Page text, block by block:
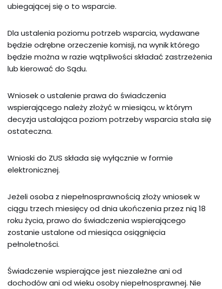
ubiegającej się o to wsparcie.
Dla ustalenia poziomu potrzeb wsparcia, wydawane
będzie odrębne orzeczenie komisji, na wynik którego
będzie można w razie wątpliwościskładać zastrzeżenia
lub kierować do Sądu.
Wniosek o ustalenie prawa do świadczenia
wspierającego należy złożyć w miesiącu, w którym
decyzja ustalająca poziom potrzeby wsparcia stała się
ostateczna.
Wnioski do ZUS składa się wyłącznie w formie
elektronicznej.
Jeżeli osoba z niepełnosprawnością złoży wniosek w
ciągu trzech miesięcy od dnia ukończenia przez nią 18
roku życia, prawo do świadczenia wspierającego
zostanie ustalone od miesiąca osiągnięcia
pełnoletności.
Świadczenie wspierające jest niezależne ani od
dochodów ani od wieku osoby niepełnosprawnej. Nie